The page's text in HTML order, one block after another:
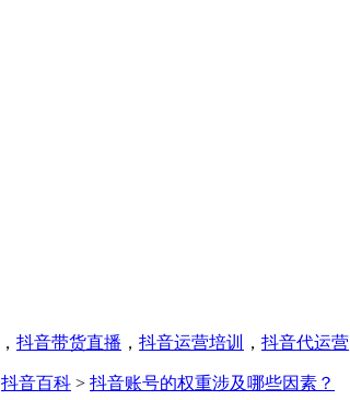
， 抖音带货直播 ， 抖音运营培训 ， 抖音代运营
抖音百科 > 抖音账号的权重涉及哪些因素？